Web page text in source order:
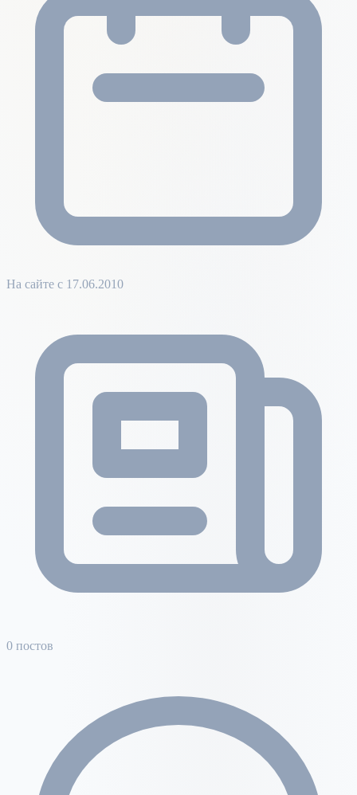
На сайте с 17.06.2010
0 постов